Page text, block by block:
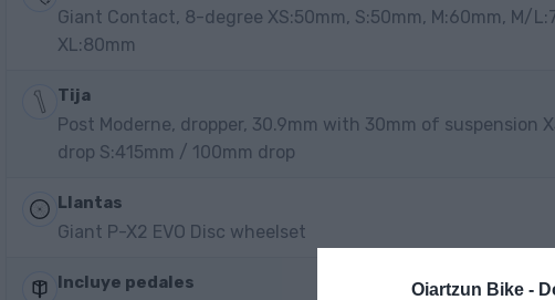
Oiartzun Bike -
Giant Contact, 8-degree XS:50mm, S:50mm, M:60mm, M/
XL:80mm
Tija
Post Moderne, dropper, 30.9mm with 30mm of suspension
drop S:415mm / 100mm drop
Llantas
Giant P-X2 EVO Disc wheelset
Incluye pedales